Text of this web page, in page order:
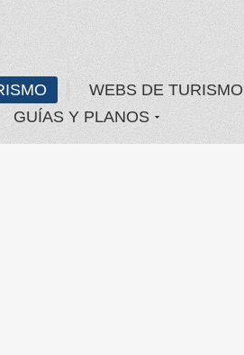
WEBS DE TURISMO
GUÍAS Y PLANOS